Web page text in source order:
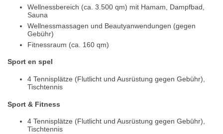
Wellnessbereich (ca. 3.500 qm) mit Hamam, Dampfbad,
Sauna
Wellnessmassagen und Beautyanwendungen (gegen
Gebühr)
Fitnessraum (ca. 160 qm)
Sport en spel
4 Tennisplätze (Flutlicht und Ausrüstung gegen Gebühr),
Tischtennis
Sport & Fitness
4 Tennisplätze (Flutlicht und Ausrüstung gegen Gebühr),
Tischtennis